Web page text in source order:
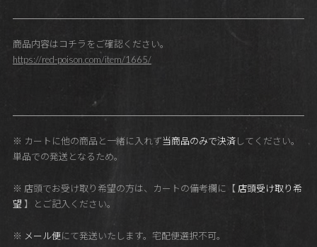
商品内容はコチラをご確認ください。
https://red-poison.com/item/1665/
※ カートに他の商品と一緒に入れず当商品のみで決済してください。
単品での発送となるため。
※ 店頭でお受け取り希望の方は、カートの備考欄に【 店頭受け取り希
望 】とご記入ください。
※ メール便にて発送いたします。宅配便選択不可。